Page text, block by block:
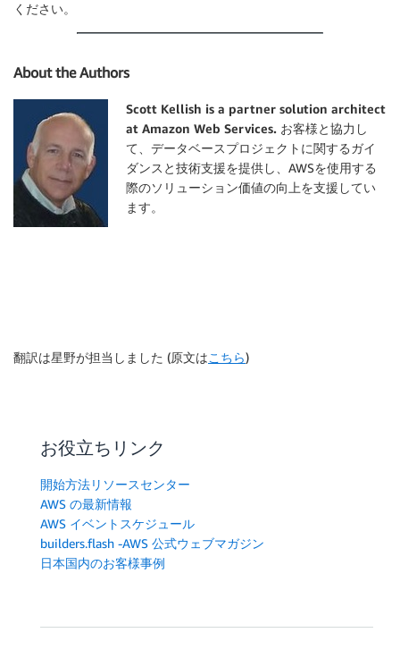
ください。
About the Authors
Scott Kellish is a partner solution architect
at Amazon Web Services. お客様と協力し
て、データベースプロジェクトに関するガイ
ダンスと技術支援を提供し、AWSを使用する
際のソリューション価値の向上を支援してい
ます。
翻訳は星野が担当しました (原文はこちら)
お役立ちリンク
開始方法リソースセンター
AWS の最新情報
AWS イベントスケジュール
builders.flash -AWS 公式ウェブマガジン
日本国内のお客様事例